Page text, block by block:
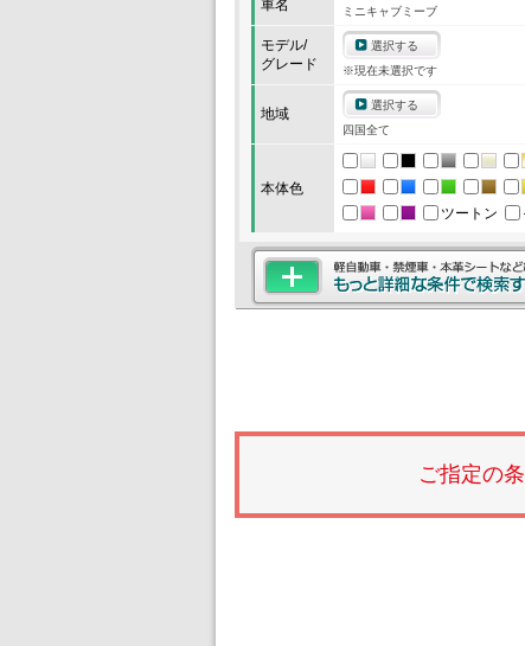
車名
ミニキャブミーブ
モデル/
グレード
選択する
※現在未選択です
地域
選択する
四国全て
本体色
ツートン
ご指定の